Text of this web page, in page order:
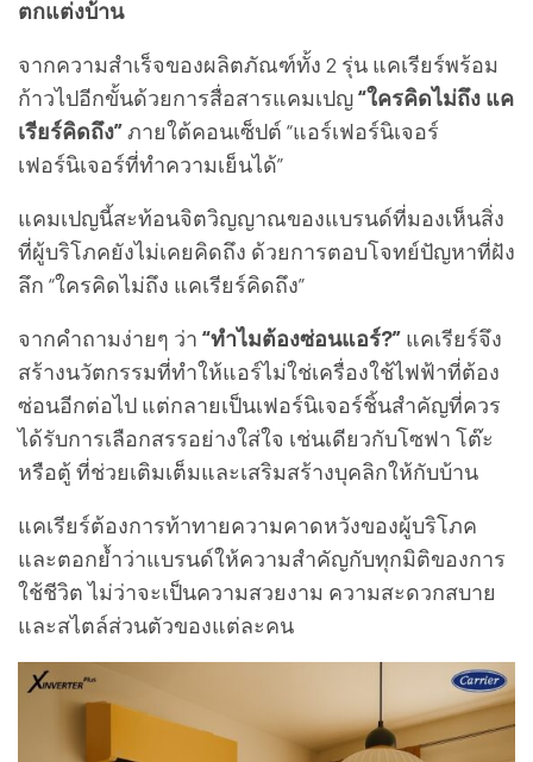
ตกแต่งบ้าน
จากความสำเร็จของผลิตภัณฑ์ทั้ง 2 รุ่น แคเรียร์พร้อม
ก้าวไปอีกขั้นด้วยการสื่อสารแคมเปญ“ใครคิดไม่ถึง แค
เรียร์คิดถึง”ภายใต้คอนเซ็ปต์ “แอร์เฟอร์นิเจอร์
เฟอร์นิเจอร์ที่ทำความเย็นได้”
แคมเปญนี้สะท้อนจิตวิญญาณของแบรนด์ที่มองเห็นสิ่ง
ที่ผู้บริโภคยังไม่เคยคิดถึง ด้วยการตอบโจทย์ปัญหาที่ฝัง
ลึก “ใครคิดไม่ถึง แคเรียร์คิดถึง”
จากคำถามง่ายๆ ว่า “ทำไมต้องซ่อนแอร์?” แคเรียร์จึง
สร้างนวัตกรรมที่ทำให้แอร์ไม่ใช่เครื่องใช้ไฟฟ้าที่ต้อง
ซ่อนอีกต่อไป แต่กลายเป็นเฟอร์นิเจอร์ชิ้นสำคัญที่ควร
ได้รับการเลือกสรรอย่างใส่ใจ เช่นเดียวกับโซฟา โต๊ะ
หรือตู้ ที่ช่วยเติมเต็มและเสริมสร้างบุคลิกให้กับบ้าน
แคเรียร์ต้องการท้าทายความคาดหวังของผู้บริโภค
และตอกย้ำว่าแบรนด์ให้ความสำคัญกับทุกมิติของการ
ใช้ชีวิต ไม่ว่าจะเป็นความสวยงาม ความสะดวกสบาย
และสไตล์ส่วนตัวของแต่ละคน